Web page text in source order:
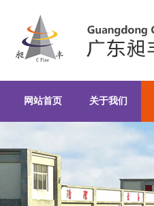
连续式密炼机|
粒密炼机-广东
网站首页 关于我们